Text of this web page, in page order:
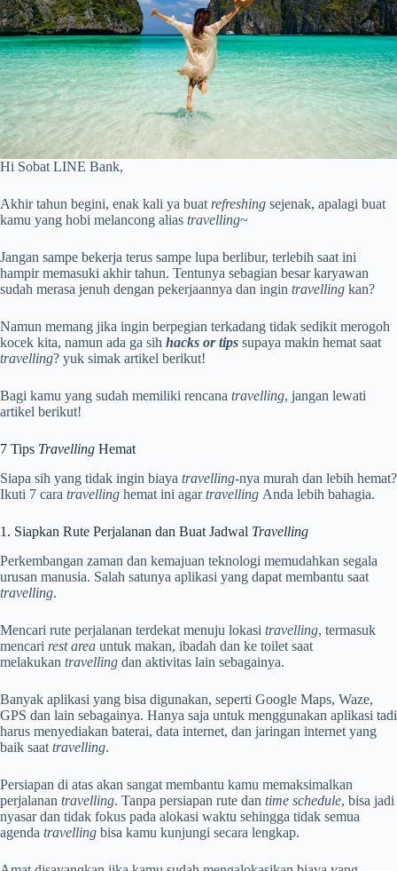
Hi Sobat LINE Bank,
Akhir tahun begini, enak kali ya buatrefreshing sejenak, apalagi buat
kamu yang hobi melancong alias travelling~
Jangan sampe bekerja terus sampe lupa berlibur, terlebih saat ini
hampir memasuki akhir tahun. Tentunya sebagian besar karyawan
sudah merasa jenuh dengan pekerjaannya dan ingin travelling kan?
Namun memang jika ingin berpegian terkadang tidak sedikit merogoh
kocek kita, namun ada ga sih hacks or tips supaya makin hemat saat
travelling? yuk simak artikel berikut!
Bagi kamu yang sudah memiliki rencana travelling, jangan lewati
artikel berikut!
7 Tips Travelling Hemat
Siapa sih yang tidak ingin biaya travelling-nya murah dan lebih hemat?
Ikuti 7 cara travelling hemat ini agartravelling Anda lebih bahagia.
1. Siapkan Rute Perjalanan dan Buat Jadwal Travelling
Perkembangan zaman dan kemajuan teknologi memudahkan segala
urusan manusia. Salah satunya aplikasi yang dapat membantu saat
travelling.
Mencari rute perjalanan terdekat menuju lokasi travelling, termasuk
mencari rest area untuk makan, ibadah dan ke toilet saat
melakukan travelling dan aktivitas lain sebagainya.
Banyak aplikasi yang bisa digunakan, seperti Google Maps, Waze,
GPS dan lain sebagainya. Hanya saja untuk menggunakan aplikasi tadi
harus menyediakan baterai, data internet, dan jaringan internet yang
baik saat travelling.
Persiapan di atas akan sangat membantu kamu memaksimalkan
perjalanan travelling. Tanpa persiapan rute dan time schedule, bisa jadi
nyasar dan tidak fokus pada alokasi waktu sehingga tidak semua
agenda travelling bisa kamu kunjungi secara lengkap.